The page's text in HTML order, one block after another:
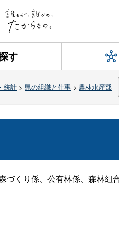
す
統計 > 県の組織と仕事 > 農林水産部
づくり係、公有林係、森林組